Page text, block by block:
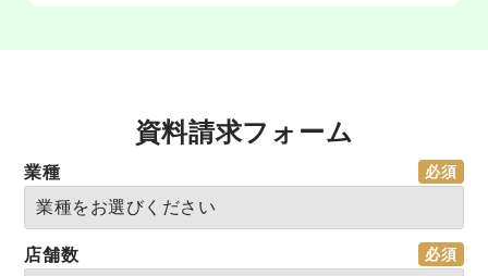
資料請求フォーム
業種
店舗数